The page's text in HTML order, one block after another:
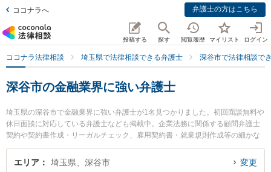
ココナラへ 弁護士の方はこちら
投稿する 探す 閲覧履歴 マイリスト ログイン
ココナラ法律相談 埼玉県で法律相談できる弁護士 深谷市で法律相談で
深谷市の金融業界に強い弁護士
埼玉県の深谷市で金融業界に強い弁護士が1名見つかりました。初回面談無料や
休日面談に対応している弁護士なども掲載中。企業法務に関係する顧問弁護士
契約や契約書作成・リーガルチェック、雇用契約書・就業規則作成等の細かな
分野での絞り込み検索もでき便利です。特に深谷駅前法律事務所の小屋野 匡弁
護士のプロフィール情報や弁護士費用、強みなどが注目されています。『深谷
エリア 埼玉県、深谷市 変更